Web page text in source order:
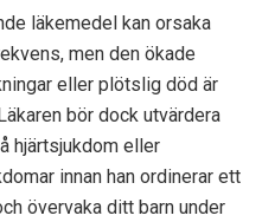
läkemedel kan orsaka
men den ökade
eller plötslig död är
bör dock utvärdera
hjärtsjukdom eller
innan han ordinerar ett
övervaka ditt barn under